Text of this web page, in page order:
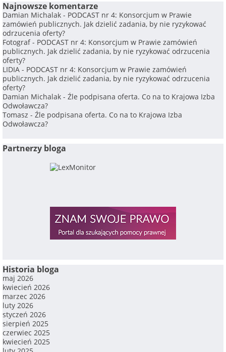
Najnowsze komentarze
Damian Michalak - PODCAST nr 4: Konsorcjum w Prawie
zamówień publicznych. Jak dzielić zadania, by nie ryzykować
odrzucenia oferty?
Fotograf- PODCAST nr 4: Konsorcjum w Prawie zamówień
publicznych. Jak dzielić zadania, by nie ryzykować odrzucenia
oferty?
LIDIA - PODCAST nr 4: Konsorcjum w Prawie zamówień
publicznych. Jak dzielić zadania, by nie ryzykować odrzucenia
oferty?
Damian Michalak - Źle podpisana oferta. Co na to Krajowa Izba
Odwoławcza?
Tomasz - Źle podpisana oferta. Co na to Krajowa Izba
Odwoławcza?
Partnerzy bloga
Historia bloga
maj 2026
kwiecień 2026
marzec 2026
luty 2026
styczeń 2026
sierpień 2025
czerwiec 2025
kwiecień 2025